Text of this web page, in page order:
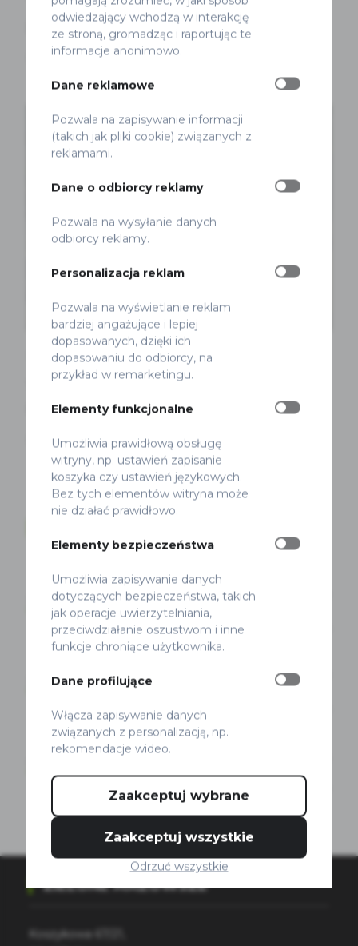
Nie przejeżdżaj obojętnie
Redakcja Opublikowano 25 maja 2013
Bez kategorii
10-punktowy plan rowerowy dla
Ursynowa
Redakcja Opublikowano 8 marca 2012
20%
Trasy z osiedli do centrum
2
Główne trasy w centrum
Kontraruch rowerowy
ZIELONE MAZOWSZE
Koszykowa 67/21,
odwiedzający wchodzą w interakcję
ze stroną, gromadząc i raportując te
informacje anonimowo.
Dane reklamowe
Pozwala na zapisywanie informacji
(takich jak pliki cookie) związanych z
reklamami.
Dane o odbiorcy reklamy
Pozwala na wysyłanie danych
odbiorcy reklamy.
Personalizacja reklam
Pozwala na wyświetlanie reklam
bardziej angażujące i lepiej
dopasowanych, dzięki ich
dopasowaniu do odbiorcy, na
przykład w remarketingu.
Elementy funkcjonalne
Umożliwia prawidłową obsługę
witryny, np. ustawień zapisanie
koszyka czy ustawień językowych.
Bez tych elementów witryna może
nie działać prawidłowo.
Elementy bezpieczeństwa
Umożliwia zapisywanie danych
dotyczących bezpieczeństwa, takich
jak operacje uwierzytelniania,
przeciwdziałanie oszustwom i inne
funkcje chroniące użytkownika.
Dane profilujące
Włącza zapisywanie danych
związanych z personalizacją, np.
rekomendacje wideo.
Zaakceptuj wybrane
Zaakceptuj wszystkie
Odrzuć wszystkie